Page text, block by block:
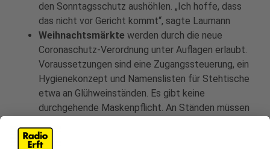
den Sonntagsschutz aushöhlen. „Ich hoffe, dass
das nicht vor Gericht kommt“, sagte Laumann
Weihnachtsmärkte werden durch die neue
Coronaschutz-Verordnung unter Auflagen erlaubt.
Voraussetzungen sind eine Zugangssteuerung, ein
Hygienekonzept und Namenslisten für Stehtische
etwa an Glühweinständen. Es gibt keine
durchgehende Maskenpflicht. An Ständen müssen
Bedeckung tragen. In den Gängen zwischen den